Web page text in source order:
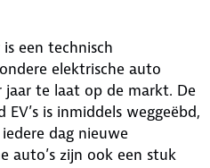
een technisch
elektrische auto
jaar te laat op de markt. De
is inmiddels weggeëbd,
dag nieuwe
auto’s zijn ook een stuk